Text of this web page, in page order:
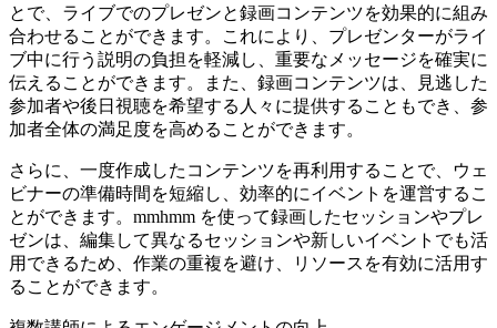
とで、ライブでのプレゼンと録画コンテンツを効果的に組み
合わせることができます。これにより、プレゼンターがライ
ブ中に行う説明の負担を軽減し、重要なメッセージを確実に
伝えることができます。また、録画コンテンツは、見逃した
参加者や後日視聴を希望する人々に提供することもでき、参
加者全体の満足度を高めることができます。
さらに、一度作成したコンテンツを再利用することで、ウェ
ビナーの準備時間を短縮し、効率的にイベントを運営するこ
とができます。mmhmm を使って録画したセッションやプレ
ゼンは、編集して異なるセッションや新しいイベントでも活
用できるため、作業の重複を避け、リソースを有効に活用す
ることができます。